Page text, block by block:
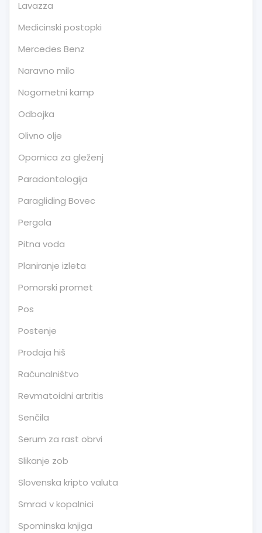
Lavazza
Medicinski postopki
Mercedes Benz
Naravno milo
Nogometni kamp
Odbojka
Olivno olje
Opornica za gleženj
Paradontologija
Paragliding Bovec
Pergola
Pitna voda
Planiranje izleta
Pomorski promet
Pos
Postenje
Prodaja hiš
Računalništvo
Revmatoidni artritis
Senčila
Serum za rast obrvi
Slikanje zob
Slovenska kripto valuta
Smrad v kopalnici
Spominska knjiga